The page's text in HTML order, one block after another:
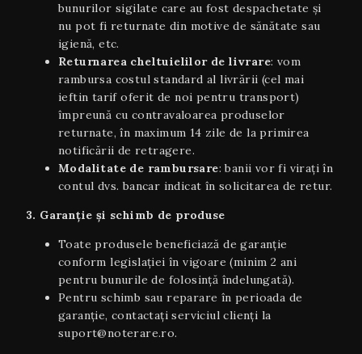
bunurilor sigilate care au fost despachetate și
nu pot fi returnate din motive de sănătate sau
igienă, etc.
Returnarea cheltuielilor de livrare: vom
rambursa costul standard al livrării (cel mai
ieftin tarif oferit de noi pentru transport)
împreună cu contravaloarea produselor
returnate, în maximum 14 zile de la primirea
notificării de retragere.
Modalitate de rambursare: banii vor fi virați în
contul dvs. bancar indicat în solicitarea de retur.
3. Garanție și schimb de produse
Toate produsele beneficiază de garanție
conform legislației în vigoare (minim 2 ani
pentru bunurile de folosință îndelungată).
Pentru schimb sau reparare în perioada de
garanție, contactați serviciul clienți la
suport@noterare.ro.